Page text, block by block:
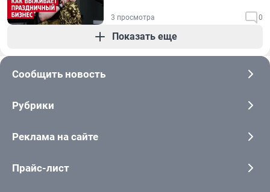
3 просмотра 0
Показать еще
Сообщить новость
Рубрики
Реклама на сайте
Прайс-лист